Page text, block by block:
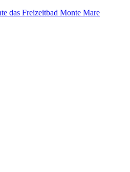
das Freizeitbad Monte Mare